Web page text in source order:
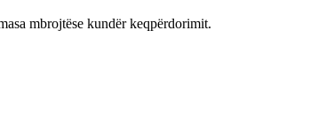
mbrojtëse kundër keqpërdorimit.